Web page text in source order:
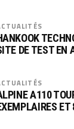
DE TEST EN
A110
ET